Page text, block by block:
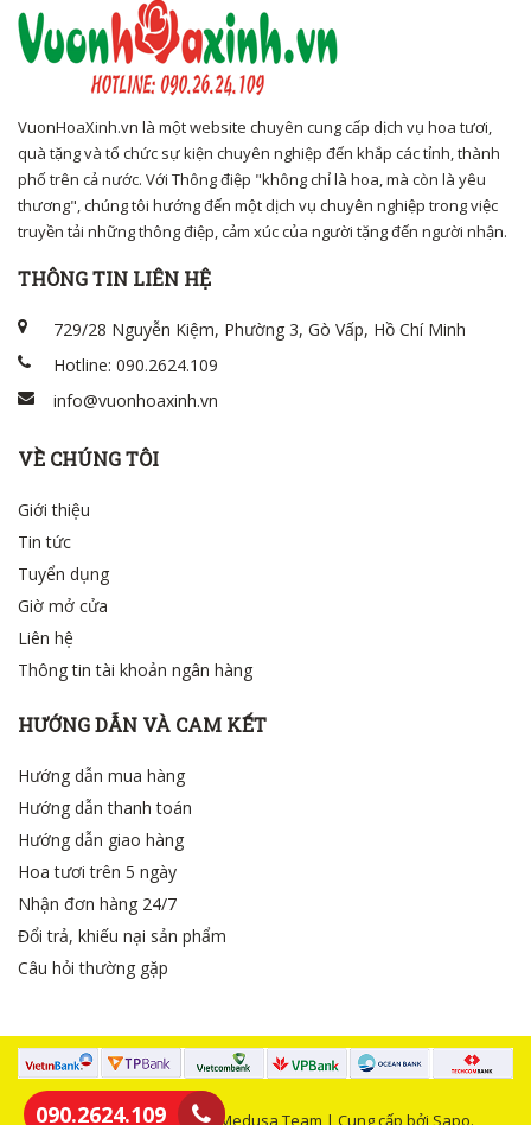
VuonHoaXinh.vn là một website chuyên cung cấp dịch vụ hoa tươi,
quà tặng và tổ chức sự kiện chuyên nghiệp đến khắp các tỉnh, thành
phố trên cả nước. Với Thông điệp "không chỉ là hoa, mà còn là yêu
thương", chúng tôi hướng đến một dịch vụ chuyên nghiệp trong việc
truyền tải những thông điệp, cảm xúc của người tặng đến người nhận.
THÔNG TIN LIÊN HỆ
729/28 Nguyễn Kiệm, Phường 3, Gò Vấp, Hồ Chí Minh
Hotline: 090.2624.109
info@vuonhoaxinh.vn
VỀ CHÚNG TÔI
Giới thiệu
Tin tức
Tuyển dụng
Giờ mở cửa
Liên hệ
Thông tin tài khoản ngân hàng
HƯỚNG DẪN VÀ CAM KẾT
Hướng dẫn mua hàng
Hướng dẫn thanh toán
Hướng dẫn giao hàng
Hoa tươi trên 5 ngày
Nhận đơn hàng 24/7
Đổi trả, khiếu nại sản phẩm
Câu hỏi thường gặp
© Bản quyền thuộc về Medusa Team | Cung cấp bởi Sapo.
090.2624.109